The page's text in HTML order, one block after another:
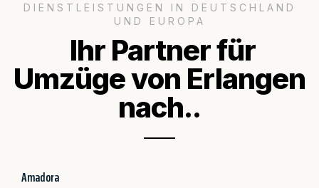
DIENSTLEISTUNGEN IN DEUTSCHLAND
UND EUROPA
Ihr Partner für
Umzüge von Erlangen
nach..
Amadora